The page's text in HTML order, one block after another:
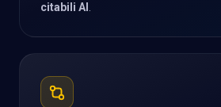
citabili AI